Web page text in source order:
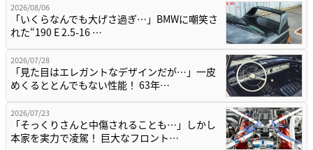
2026/08/06
「いくらなんでも大げさ過ぎ…」BMWに嘲笑さ
れた“190 E 2.5-16 …
2026/07/28
「見た目はエレガントなデザインだが…」一皮
めくるととんでもない性能！ 63年…
2026/07/23
「そっくりさんと中傷されることも…」しかし
本家を実力で凌駕！ 巨大なフロント…